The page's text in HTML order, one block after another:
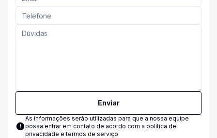
Enviar
As informações serão utilizadas para que a nossa equipe
possa entrar em contato de acordo com a política de
privacidade e termos de serviço